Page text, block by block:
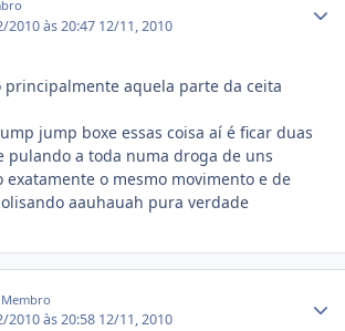
2010 às 20:47 12/11, 2010
aquela parte da ceita
jump boxe essas coisa aí é ficar duas
pulando a toda numa droga de uns
exatamente o mesmo movimento e de
aauhauah pura verdade
Membro
2010 às 20:58 12/11, 2010